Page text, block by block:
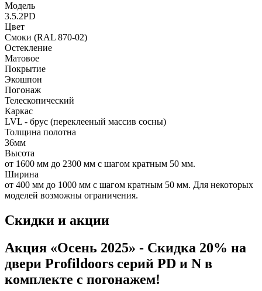
Модель
3.5.2PD
Цвет
Смоки (RAL 870-02)
Остекление
Матовое
Покрытие
Экошпон
Погонаж
Телескопический
Каркас
LVL - брус (переклееный массив сосны)
Толщина полотна
36мм
Высота
от 1600 мм до 2300 мм с шагом кратным 50 мм.
Ширина
от 400 мм до 1000 мм с шагом кратным 50 мм. Для некоторых
моделей возможны ограничения.
Скидки и акции
Акция «Осень 2025» - Скидка 20% на
двери Profildoors серий PD и N в
комплекте с погонажем!